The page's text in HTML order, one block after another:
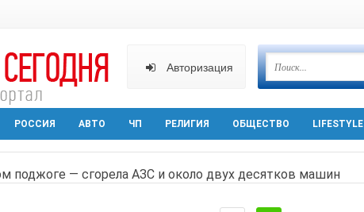
Авторизация
РОССИЯ АВТО ЧП РЕЛИГИЯ ОБЩЕСТВО LIFESTYLE
— сгорела АЗС и около двух десятков машин